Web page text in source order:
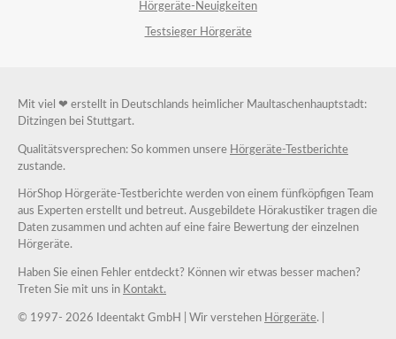
Hörgeräte-Neuigkeiten
Testsieger Hörgeräte
Mit viel ❤ erstellt in Deutschlands heimlicher Maultaschenhauptstadt:
Ditzingen bei Stuttgart.
Qualitätsversprechen: So kommen unsere Hörgeräte-Testberichte
zustande.
HörShop Hörgeräte-Testberichte werden von einem fünfköpfigen Team
aus Experten erstellt und betreut. Ausgebildete Hörakustiker tragen die
Daten zusammen und achten auf eine faire Bewertung der einzelnen
Hörgeräte.
Haben Sie einen Fehler entdeckt? Können wir etwas besser machen?
Treten Sie mit uns in Kontakt.
© 1997- 2026 Ideentakt GmbH | Wir verstehen Hörgeräte. |